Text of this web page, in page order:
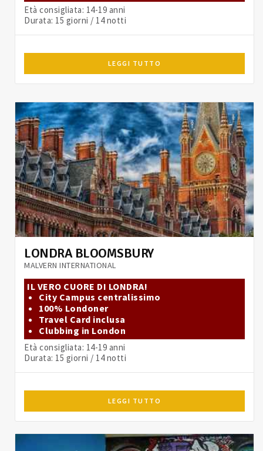
Età consigliata: 14-19 anni
Durata: 15 giorni / 14 notti
LEGGI TUTTO
LONDRA BLOOMSBURY
MALVERN INTERNATIONAL
IL VERO CUORE DI LONDRA!
City Campus centralissimo
100% Londoner
Travel Card inclusa
Clubbing in London
Età consigliata: 14-19 anni
Durata: 15 giorni / 14 notti
LEGGI TUTTO